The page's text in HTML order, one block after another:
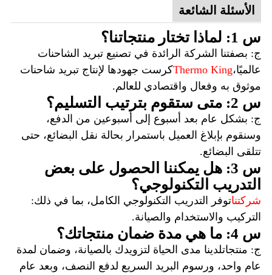
الأسئلة الشائعة
س 1: لماذا تختار منتجاتنا؟
ج: بصفتنا الشركة الرائدة في تصنيع تبريد الشاحنات
عالميًا،Thermo Kingكرست جهودها لإنتاج تبريد شاحنات
موثوق به وفعال واقتصادي للعالم.
س 2: متى ستقوم بترتيب التسليم؟
ج: بشكل عام بعد أسبوع إلى أسبوعين من الدفع،
وسنقوم بإبلاغ العميل باستمرار بحالة نقل البضائع، حتى
تتلقى البضائع.
س 3: هل يمكننا الحصول على بعض
التدريب التكنولوجي؟
شركتناتوفر التدريب التكنولوجي الكامل، بما في ذلك:
التركيب والاستخدام والصيانة.
س 4: ما هي مدة ضمان منتجاتك؟
ج: منتجاتلدينا مدى الحياة لتزويدك بالصيانة، وضمان لمدة
عام واحد، ورسوم البريد السريع لدفع النصف، وبعد عام